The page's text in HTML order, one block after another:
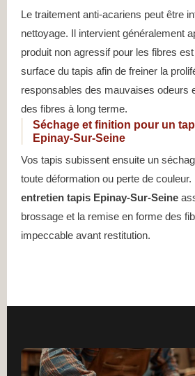
Le traitement anti-acariens peut être
nettoyage. Il intervient généralement
produit non agressif pour les fibres
surface du tapis afin de freiner la
responsables des mauvaises odeurs
des fibres à long terme.
Séchage et finition pour un
Epinay-Sur-Seine
Vos tapis subissent ensuite un
toute déformation ou perte de
entretien tapis Epinay-Sur-Seine
brossage et la remise en forme des
impeccable avant restitution.